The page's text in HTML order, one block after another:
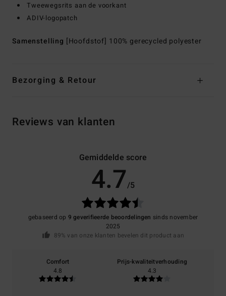
Tweewegsrits aan de voorkant
ADIV-logopatch
Samenstelling [Hoofdstof] 100% gerecycled polyester
Bezorging & Retour
Reviews van klanten
Gemiddelde score
4.7/5
gebaseerd op 9 geverifieerde beoordelingen sinds november
2025
89% van onze klanten bevelen dit product aan
Comfort
4.8
Prijs-kwaliteitverhouding
4.3